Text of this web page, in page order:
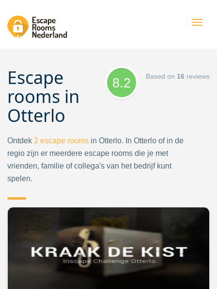
8.2 Based on 16 reviews
Escape
rooms in
Otterlo
Ontdek 2 escape rooms in Otterlo. In Otterlo of in de
regio zijn er meerdere escape rooms die je met
vrienden, familie of collega's van het bedrijf kunt
spelen.